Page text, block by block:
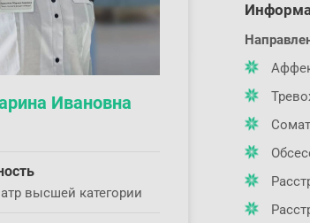
Ивановна
высшей категории